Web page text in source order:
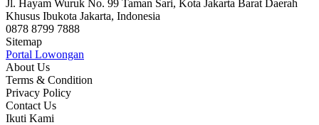
Jl. Hayam Wuruk No. 99 Taman Sari, Kota Jakarta Barat Daerah
Khusus Ibukota Jakarta, Indonesia
0878 8799 7888
Sitemap
Portal Lowongan
About Us
Terms & Condition
Privacy Policy
Contact Us
Ikuti Kami